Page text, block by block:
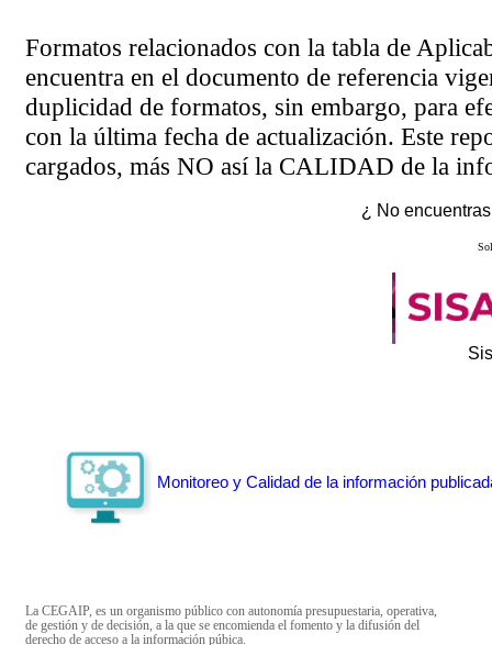
Formatos relacionados con la tabla de
encuentra en el documento de referencia
duplicidad de formatos, sin embargo, para
con la última fecha de actualización. Este
cargados, más NO así la CALIDAD de la
¿ No
Monitoreo y Calidad de la información
La CEGAIP, es un organismo público con autonomía presupuestaria, operativa,
de gestión y de decisión, a la que se encomienda el fomento y la difusión del
derecho de acceso a la información púbica.